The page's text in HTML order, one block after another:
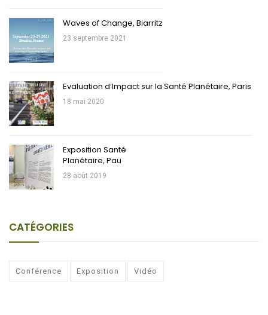
Waves of Change, Biarritz
23 septembre 2021
Evaluation d’Impact sur la Santé Planétaire, Paris
18 mai 2020
Exposition Santé
Planétaire, Pau
28 août 2019
CATÉGORIES
Conférence Exposition Vidéo